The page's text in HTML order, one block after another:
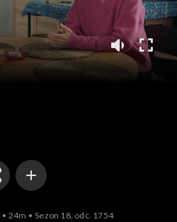
24m Sezon 18, odc. 1754